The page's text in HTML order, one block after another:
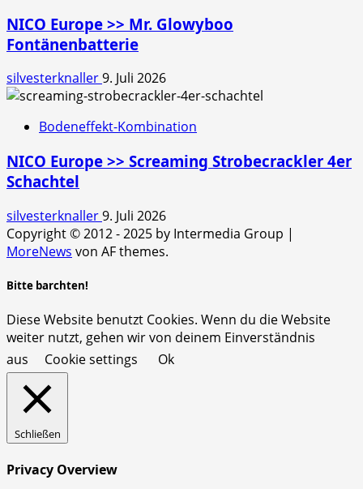
NICO Europe >> Mr. Glowyboo
Fontänenbatterie
silvesterknaller9. Juli 2026
Bodeneffekt-Kombination
NICO Europe >> Screaming Strobecrackler 4er
Schachtel
silvesterknaller9. Juli 2026
Copyright © 2012 - 2025 by Intermedia Group |
MoreNews von AF themes.
Bitte barchten!
Diese Website benutzt Cookies. Wenn du die Website
weiter nutzt, gehen wir von deinem Einverständnis
aus
Cookie settings Ok
Schließen
Privacy Overview